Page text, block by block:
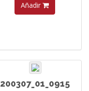
Añadir
200307_01_0915